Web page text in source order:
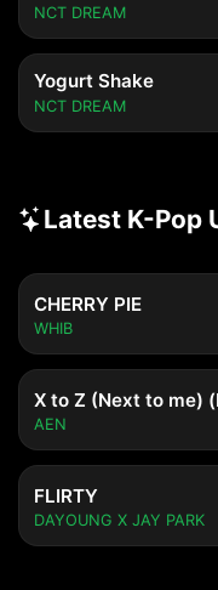
NCT DREAM
Yogurt Shake
NCT DREAM
Latest K-Pop
CHERRY PIE
WHIB
X to Z (Next to me)
AEN
FLIRTY
DAYOUNG X JAY PARK